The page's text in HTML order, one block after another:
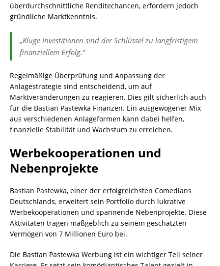
überdurchschnittliche Renditechancen, erfordern jedoch
gründliche Marktkenntnis.
„Kluge Investitionen sind der Schlüssel zu langfristigem
finanziellem Erfolg.“
Regelmäßige Überprüfung und Anpassung der
Anlagestrategie sind entscheidend, um auf
Marktveränderungen zu reagieren. Dies gilt sicherlich auch
für die Bastian Pastewka Finanzen. Ein ausgewogener Mix
aus verschiedenen Anlageformen kann dabei helfen,
finanzielle Stabilität und Wachstum zu erreichen.
Werbekooperationen und
Nebenprojekte
Bastian Pastewka, einer der erfolgreichsten Comedians
Deutschlands, erweitert sein Portfolio durch lukrative
Werbekooperationen und spannende Nebenprojekte. Diese
Aktivitäten tragen maßgeblich zu seinem geschätzten
Vermögen von 7 Millionen Euro bei.
Die Bastian Pastewka Werbung ist ein wichtiger Teil seiner